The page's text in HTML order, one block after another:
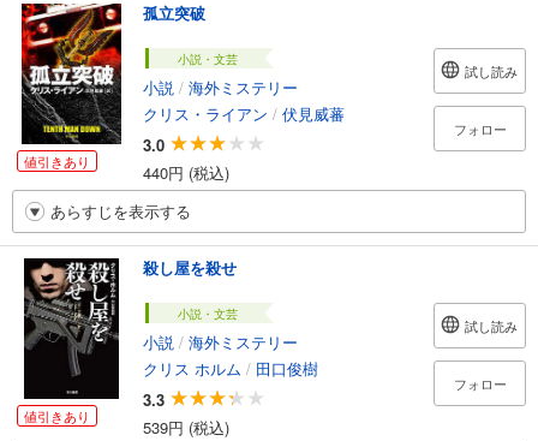
値引きあり
孤立突破
小説・文芸
小説 / 海外ミステリー
クリス・ライアン / 伏見威蕃
3.0
440円 (税込)
試し読み
フォロー
あらすじを表示する
値引きあり
殺し屋を殺せ
小説・文芸
小説 / 海外ミステリー
クリス ホルム / 田口俊樹
3.3
539円 (税込)
試し読み
フォロー